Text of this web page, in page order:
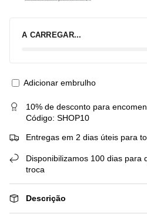
A CARREGAR...
Adicionar embrulho
10% de desconto para
Código: SHOP10
Entregas em 2 dias úteis para
Disponibilizamos 100 dias para
troca
Descrição